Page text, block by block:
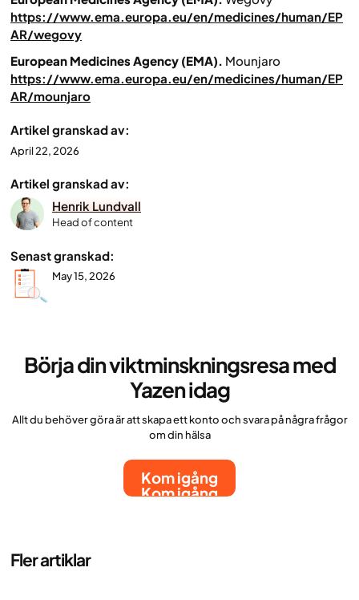
https://www.ema.europa.eu/en/medicines/human/EP
AR/wegovy
European Medicines Agency (EMA). Mounjaro
https://www.ema.europa.eu/en/medicines/human/EP
AR/mounjaro
Artikel granskad av:
April 22, 2026
Artikel granskad av:
Henrik Lundvall
Head of content
Senast granskad:
May 15, 2026
Börja din viktminskningsresa med
Yazen idag
Allt du behöver göra är att skapa ett konto och svara på några frågor
om din hälsa
Kom igång
Kom igång
Fler artiklar